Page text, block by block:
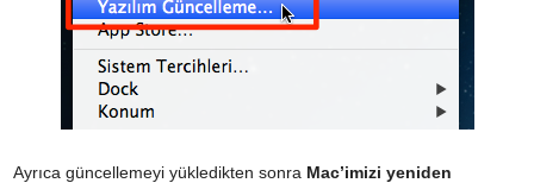
Ayrıca güncellemeyi yükledikten sonra Mac’imizi yeniden